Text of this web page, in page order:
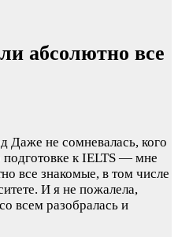
абсолютно все
Даже не сомневалась, кого
подготовке к IELTS — мне
все знакомые, в том числе
И я не пожалела,
всем разобралась и